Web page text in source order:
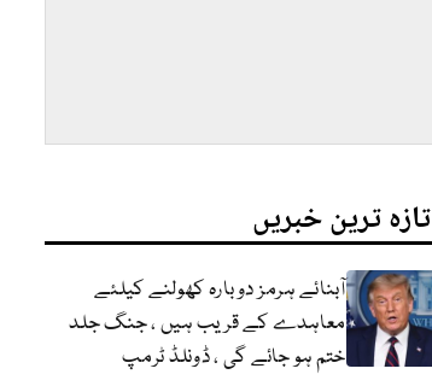
تازہ ترین خبریں
آبنائے ہرمز دوبارہ کھولنے کیلئے
معاہدے کے قریب ہیں ، جنگ جلد
ختم ہو جائے گی ، ڈونلڈ ٹرمپ